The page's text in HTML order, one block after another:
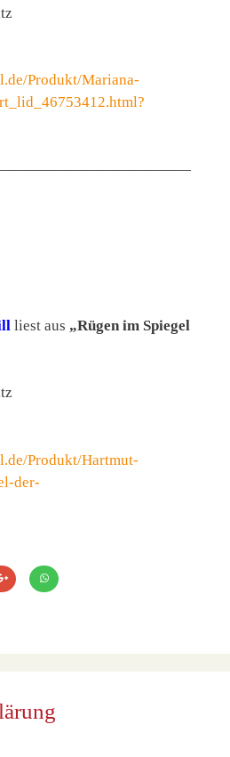
Produkt/Mariana-
liest aus „Rügen im Spiegel
Produkt/Hartmut-
der-